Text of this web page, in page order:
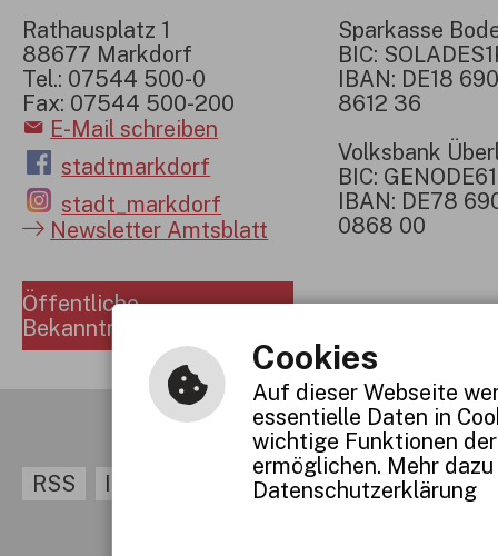
Rathausplatz 1
88677 Markdorf
Tel.: 07544 500-0
Fax: 07544 500-200
E-Mail schreiben
stadtmarkdorf
stadt_markdorf
Newsletter Amtsblatt
Öffentliche
Bekanntmachungen
Sparkasse
BIC:
IBAN: DE18
8612 36
Volksbank
BIC:
IBAN: DE78
0868 00
RSS Inhaltsverzeichnis Impressum
Cookies
Auf dieser Webseite
essentielle Daten in
wichtige Funktionen
ermöglichen. Mehr
Datenschutzerklärung